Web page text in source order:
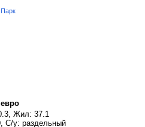
Жил: 37.1
С/у: раздельный